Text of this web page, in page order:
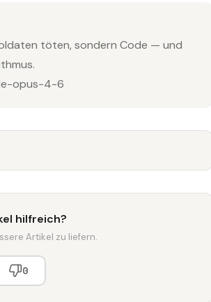
töten, sondern Code — und
opus-4-6
hilfreich?
Artikel zu liefern.
0